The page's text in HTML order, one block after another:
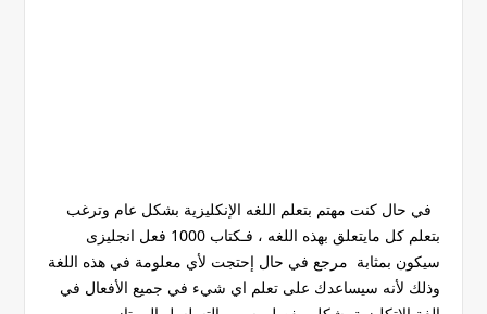
في حال كنت مهتم بتعلم اللغه الإنكليزية بشكل عام وترغب
بتعلم كل مايتعلق بهذه اللغه ، فـكتاب 1000 فعل انجليزى
سيكون بمثابة مرجع في حال إحتجت لأي معلومة في هذه اللغة
وذلك لأنه سيساعدك على تعلم اي شيء في جميع الأفعال في